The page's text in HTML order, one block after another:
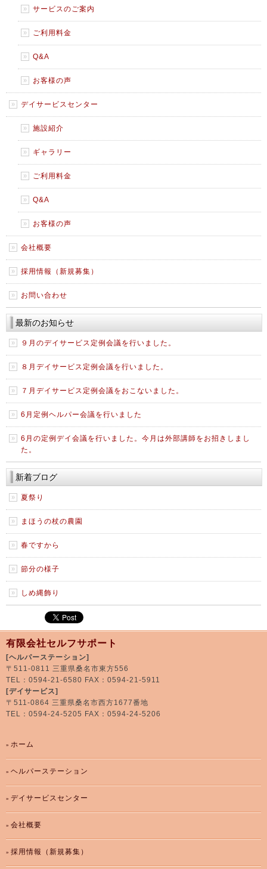
サービスのご案内
ご利用料金
Q&A
お客様の声
デイサービスセンター
施設紹介
ギャラリー
ご利用料金
Q&A
お客様の声
会社概要
採用情報（新規募集）
お問い合わせ
最新のお知らせ
９月のデイサービス定例会議を行いました。
８月デイサービス定例会議を行いました。
７月デイサービス定例会議をおこないました。
6月定例ヘルパー会議を行いました
6月の定例デイ会議を行いました。今月は外部講師をお招きしまし
た。
新着ブログ
夏祭り
まほうの杖の農園
春ですから
節分の様子
しめ縄飾り
有限会社セルフサポート
[ヘルパーステーション]
〒511-0811 三重県桑名市東方556
TEL：0594-21-6580 FAX：0594-21-5911
[デイサービス]
〒511-0864 三重県桑名市西方1677番地
TEL：0594-24-5205 FAX：0594-24-5206
ホーム
ヘルパーステーション
デイサービスセンター
会社概要
採用情報（新規募集）